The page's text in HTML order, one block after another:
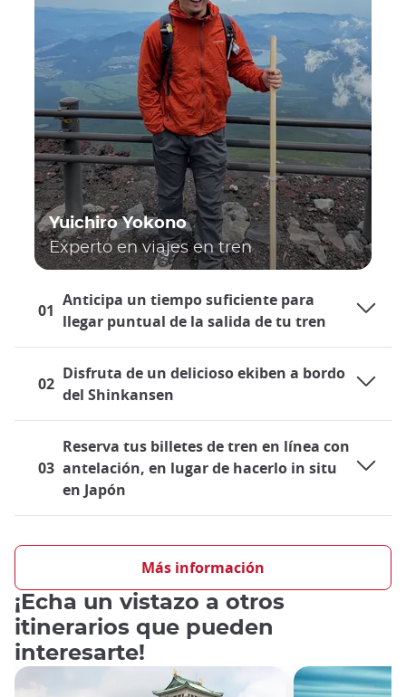
01
Anticipa un tiempo suficiente para
llegar puntual de la salida de tu tren
02
Disfruta de un delicioso ekiben a bordo
del Shinkansen
03
Reserva tus billetes de tren en línea con
antelación, en lugar de hacerlo in situ
en Japón
Yuichiro Yokono
Experto en viajes en tren
El sistema ferroviario japonés está muy avanzado y es un
medio de transporte muy conveniente tanto a nivel local
como en todo el país, por lo que tanto los residentes como los
turistas utilizan el tren casi a diario, ya sea en sus líneas
locales o en los mundialmente conocidos trenes bala
Shinkansen. Aquellos que visitan Japón por primera vez
seguramente se preguntan qué papel jugará el tren en su
Más información
¡Echa un vistazo a otros
itinerarios que pueden
interesarte!